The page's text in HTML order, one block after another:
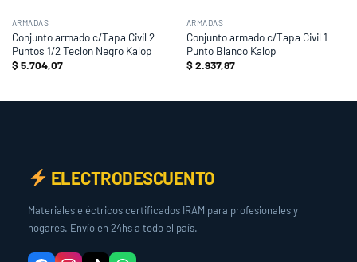
ARMADAS
Conjunto armado c/Tapa Civil 2
Puntos 1/2 Teclon Negro Kalop
$5.704,07
ARMADAS
Conjunto armado c/Tapa Civil 1
Punto Blanco Kalop
$2.937,87
ELECTRODESCUENTO
Materiales eléctricos certificados IRAM para profesionales y
hogares. Envío en 24hs a todo el país.